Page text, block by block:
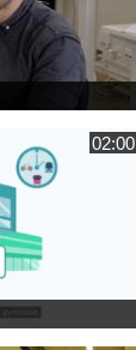
02:00